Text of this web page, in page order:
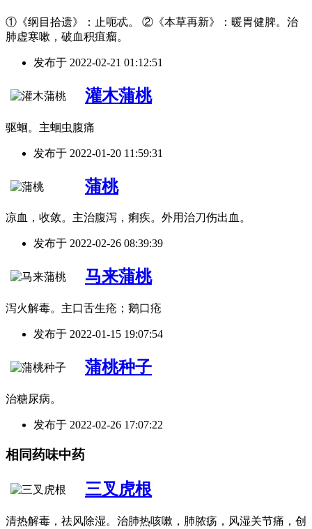
①《纲目拾遗》：止呃忒。 ②《本草再新》：暖胃健脾。治
肺虚寒嗽，破血积疽瘤。
发布于 2022-02-21 01:12:51
灌木蒲桃
驱蛔。主蛔虫腹痛
发布于 2022-01-20 11:59:31
蒲桃
凉血，收敛。主治腹泻，痢疾。外用治刀伤出血。
发布于 2022-02-26 08:39:39
马来蒲桃
泻火解毒。主口舌生疮；鹅口疮
发布于 2022-01-15 19:07:54
蒲桃种子
治糖尿病。
发布于 2022-02-26 17:07:22
相同药味中药
三叉虎根
清热解毒，祛风除湿。治肺热咳嗽，肺脓疡，风湿关节痛，创